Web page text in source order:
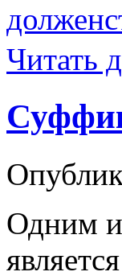
Читать
Одним